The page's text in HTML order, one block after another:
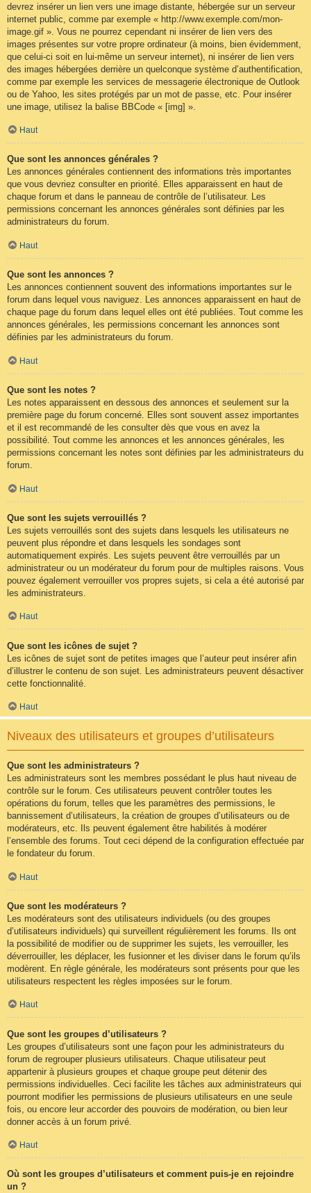
devrez insérer un lien vers une image distante, hébergée sur un serveur
internet public, comme par exemple « http://www.exemple.com/mon-
image.gif ». Vous ne pourrez cependant ni insérer de lien vers des
images présentes sur votre propre ordinateur (à moins, bien évidemment,
que celui-ci soit en lui-même un serveur internet), ni insérer de lien vers
des images hébergées derrière un quelconque système d’authentification,
comme par exemple les services de messagerie électronique de Outlook
ou de Yahoo, les sites protégés par un mot de passe, etc. Pour insérer
une image, utilisez la balise BBCode « [img] ».
Haut
Que sont les annonces générales ?
Les annonces générales contiennent des informations très importantes
que vous devriez consulter en priorité. Elles apparaissent en haut de
chaque forum et dans le panneau de contrôle de l’utilisateur. Les
permissions concernant les annonces générales sont définies par les
administrateurs du forum.
Haut
Que sont les annonces ?
Les annonces contiennent souvent des informations importantes sur le
forum dans lequel vous naviguez. Les annonces apparaissent en haut de
chaque page du forum dans lequel elles ont été publiées. Tout comme les
annonces générales, les permissions concernant les annonces sont
définies par les administrateurs du forum.
Haut
Que sont les notes ?
Les notes apparaissent en dessous des annonces et seulement sur la
première page du forum concerné. Elles sont souvent assez importantes
et il est recommandé de les consulter dès que vous en avez la
possibilité. Tout comme les annonces et les annonces générales, les
permissions concernant les notes sont définies par les administrateurs du
forum.
Haut
Que sont les sujets verrouillés ?
Les sujets verrouillés sont des sujets dans lesquels les utilisateurs ne
peuvent plus répondre et dans lesquels les sondages sont
automatiquement expirés. Les sujets peuvent être verrouillés par un
administrateur ou un modérateur du forum pour de multiples raisons. Vous
pouvez également verrouiller vos propres sujets, si cela a été autorisé par
les administrateurs.
Haut
Que sont les icônes de sujet ?
Les icônes de sujet sont de petites images que l’auteur peut insérer afin
d’illustrer le contenu de son sujet. Les administrateurs peuvent désactiver
cette fonctionnalité.
Haut
Niveaux des utilisateurs et groupes d’utilisateurs
Que sont les administrateurs ?
Les administrateurs sont les membres possédant le plus haut niveau de
contrôle sur le forum. Ces utilisateurs peuvent contrôler toutes les
opérations du forum, telles que les paramètres des permissions, le
bannissement d’utilisateurs, la création de groupes d’utilisateurs ou de
modérateurs, etc. Ils peuvent également être habilités à modérer
l’ensemble des forums. Tout ceci dépend de la configuration effectuée par
le fondateur du forum.
Haut
Que sont les modérateurs ?
Les modérateurs sont des utilisateurs individuels (ou des groupes
d’utilisateurs individuels) qui surveillent régulièrement les forums. Ils ont
la possibilité de modifier ou de supprimer les sujets, les verrouiller, les
déverrouiller, les déplacer, les fusionner et les diviser dans le forum qu’ils
modèrent. En règle générale, les modérateurs sont présents pour que les
utilisateurs respectent les règles imposées sur le forum.
Haut
Que sont les groupes d’utilisateurs ?
Les groupes d’utilisateurs sont une façon pour les administrateurs du
forum de regrouper plusieurs utilisateurs. Chaque utilisateur peut
appartenir à plusieurs groupes et chaque groupe peut détenir des
permissions individuelles. Ceci facilite les tâches aux administrateurs qui
pourront modifier les permissions de plusieurs utilisateurs en une seule
fois, ou encore leur accorder des pouvoirs de modération, ou bien leur
donner accès à un forum privé.
Haut
Où sont les groupes d’utilisateurs et comment puis-je en rejoindre
un ?